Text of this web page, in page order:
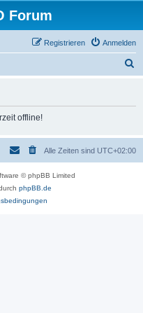
Forum
Anmelden
Registrieren
offline!
Alle Zeiten sind UTC+02:00
© phpBB Limited
phpBB.de